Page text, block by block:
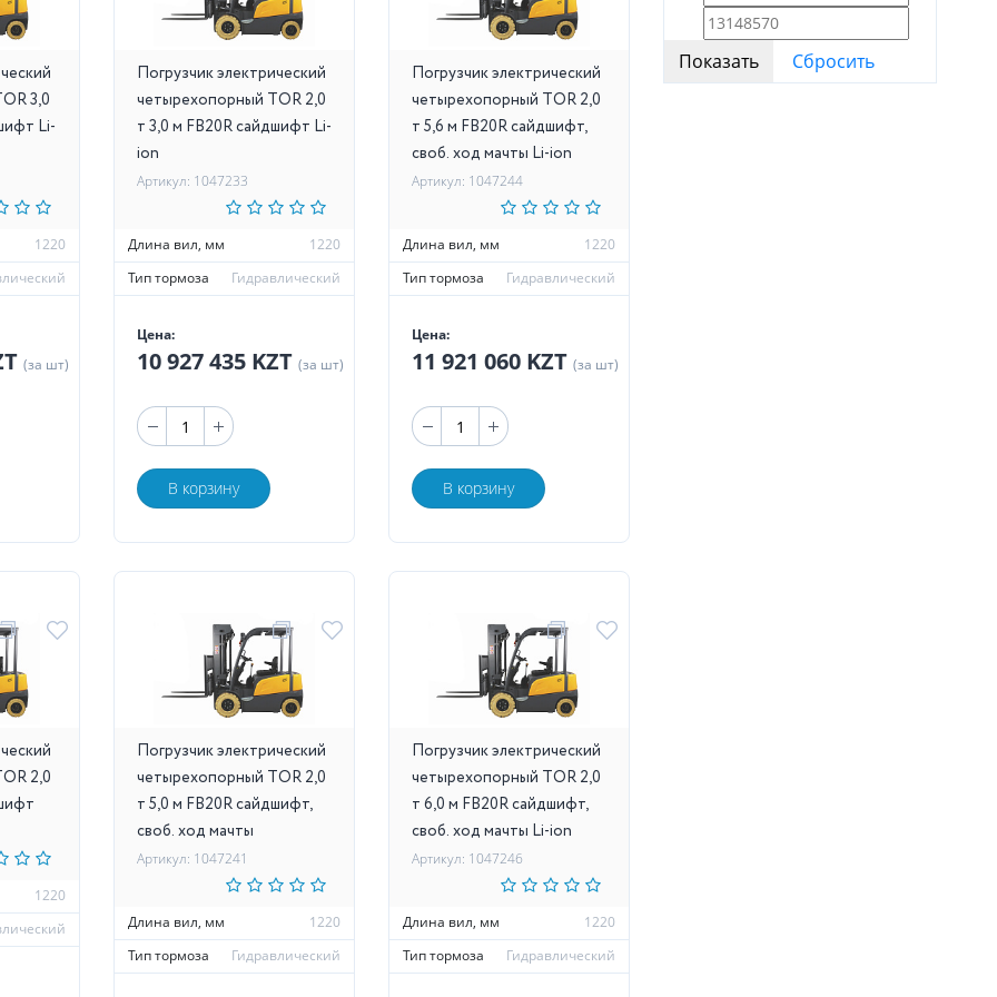
3,0
Li-
1220
(за шт)
Погрузчик электрический
четырехопорный TOR 2,0
т 3,0 м FB20R сайдшифт Li-
ion
Артикул: 1047233
Длина вил, мм
1220
Тип тормоза
Гидравлический
Цена:
10 927 435 KZT (за шт)
В корзину
Погрузчик электрический
четырехопорный TOR 2,0
т 5,6 м FB20R сайдшифт,
своб. ход мачты Li-ion
Артикул: 1047244
Длина вил, мм
1220
Тип тормоза
Гидравлический
Цена:
11 921 060 KZT (за шт)
В корзину
2,0
1220
Погрузчик электрический
четырехопорный TOR 2,0
т 5,0 м FB20R сайдшифт,
своб. ход мачты
Артикул: 1047241
Длина вил, мм
1220
Тип тормоза
Гидравлический
Погрузчик электрический
четырехопорный TOR 2,0
т 6,0 м FB20R сайдшифт,
своб. ход мачты Li-ion
Артикул: 1047246
Длина вил, мм
1220
Тип тормоза
Гидравлический